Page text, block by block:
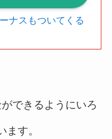
ナスもついてくる
できるようにいろ
す。